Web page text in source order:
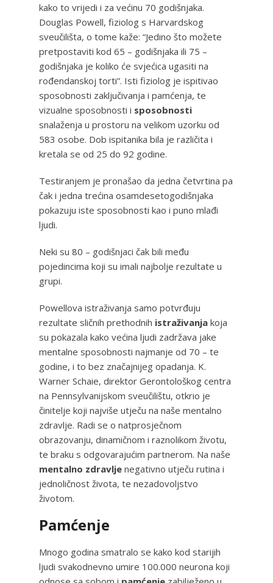
kako to vrijedi i za većinu 70 godišnjaka.
Douglas Powell, fiziolog s Harvardskog
sveučilišta, o tome kaže: “Jedino što možete
pretpostaviti kod 65 – godišnjaka ili 75 –
godišnjaka je koliko će svjećica ugasiti na
rođendanskoj torti”. Isti fiziolog je ispitivao
sposobnosti zaključivanja i pamćenja, te
vizualne sposobnosti i sposobnosti
snalaženja u prostoru na velikom uzorku od
583 osobe. Dob ispitanika bila je različita i
kretala se od 25 do 92 godine.
Testiranjem je pronašao da jedna četvrtina pa
čak i jedna trećina osamdesetogodišnjaka
pokazuju iste sposobnosti kao i puno mlađi
ljudi.
Neki su 80 – godišnjaci čak bili među
pojedincima koji su imali najbolje rezultate u
grupi.
Powellova istraživanja samo potvrđuju
rezultate sličnih prethodnih istraživanja koja
su pokazala kako većina ljudi zadržava jake
mentalne sposobnosti najmanje od 70 – te
godine, i to bez značajnijeg opadanja. K.
Warner Schaie, direktor Gerontološkog centra
na Pennsylvanijskom sveučilištu, otkrio je
činitelje koji najviše utječu na naše mentalno
zdravlje. Radi se o natprosječnom
obrazovanju, dinamičnom i raznolikom životu,
te braku s odgovarajućim partnerom. Na naše
mentalno zdravlje negativno utječu rutina i
jednoličnost života, te nezadovoljstvo
životom.
Pamćenje
Mnogo godina smatralo se kako kod starijih
ljudi svakodnevno umire 100.000 neurona koji